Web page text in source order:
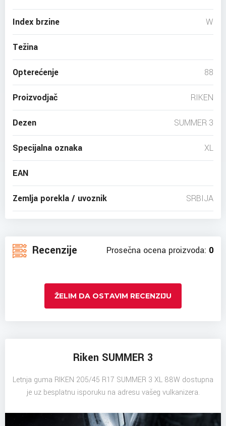
Index brzine W
Težina
Opterećenje 88
Proizvodjač RIKEN
Dezen SUMMER 3
Specijalna oznaka XL
EAN
Zemlja porekla / uvoznik SRBIJA
Recenzije Prosečna ocena proizvoda: 0
ŽELIM DA OSTAVIM RECENZIJU
Riken SUMMER 3
Letnja guma RIKEN 205/45 R17 SUMMER 3 XL 88W dostupna
je uz besplatnu isporuku na adresu vašeg vulkanizera.